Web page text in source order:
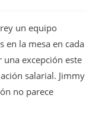
un equipo
en la mesa en cada
excepción este
salarial. Jimmy
no parece